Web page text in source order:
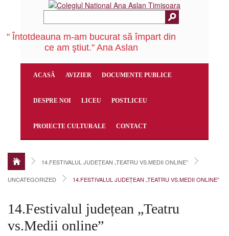
" Întotdeauna m-am bucurat să împart din
ce am ştiut." Ana Aslan
ACASĂ AVIZIER DOCUMENTE PUBLICE
DESPRE NOI LICEU POSTLICEU
PROIECTE CULTURALE CONTACT
14.FESTIVALUL JUDEȚEAN „TEATRU VS.MEDII ONLINE”
UNCATEGORIZED 14.FESTIVALUL JUDEȚEAN „TEATRU VS.MEDII ONLINE”
14.Festivalul județean „Teatru
vs.Medii online”